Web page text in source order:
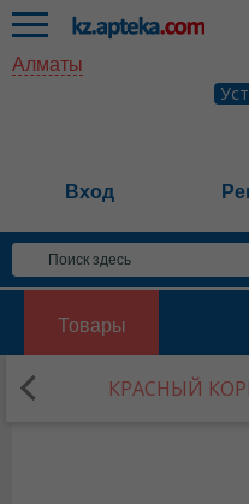
Алматы
Вход
Товары
КРАСНЫЙ